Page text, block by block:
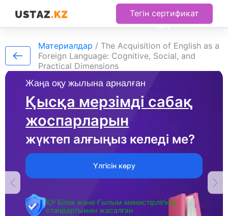
Тегін сертификат
алу
Жаңа оқу жылына арналған
Қысқа мерзімді сабақ
жоспарларын
жүктеп алғыңыз келеді ме?
Үлгісін көру
ҚР Білім және Ғылым министірлігінің
стандартымен жасалған
Материалдар / The Acquisition of English as a
Foreign Language: Cognitive, Social, and
Practical Dimensions